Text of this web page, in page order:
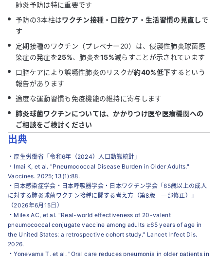
肺炎予防は特に重要です
予防の3本柱はワクチン接種・口腔ケア・生活習慣の見直しで
す
定期接種のワクチン（プレベナー20）は、侵襲性肺炎球菌感
染症の発症を25%、肺炎を15%減らすことが示されています
口腔ケアにより誤嚥性肺炎のリスクが約40%低下するという
報告があります
適度な運動習慣も免疫機能の維持に寄与します
肺炎球菌ワクチンについては、かかりつけ医や医療機関への
ご相談をご検討ください
出典
・厚生労働省「令和6年（2024）人口動態統計」
・ Imai K, et al. "Pneumococcal Disease Burden in Older Adults."
Vaccines. 2025; 13(1):88.
・ 日本感染症学会・日本呼吸器学会・日本ワクチン学会「65歳以上の成人
に対する肺炎球菌ワクチン接種に関する考え方（第8版 一部修正）」
（2026年6月15日）
・ Miles AC, et al. "Real-world effectiveness of 20-valent
pneumococcal conjugate vaccine among adults ≥65 years of age in
the United States: a retrospective cohort study." Lancet Infect Dis.
2026.
・Yoneyama T, et al. "Oral care reduces pneumonia in older patients in